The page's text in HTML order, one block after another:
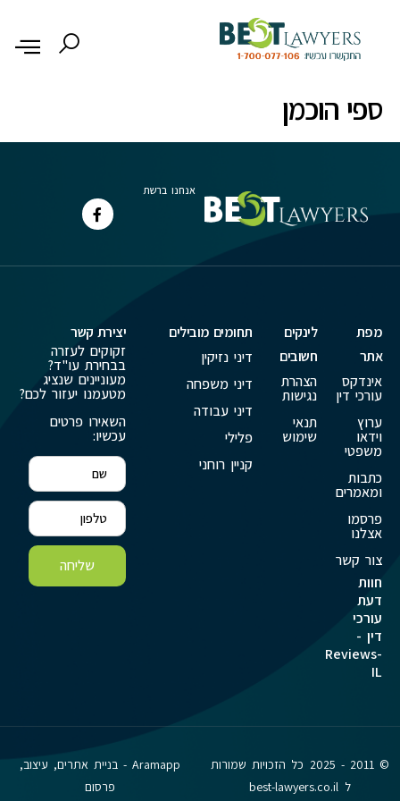
ספי הוכמן
אנחנו ברשת
מפת
אתר
אינדקס
עורכי דין
ערוץ
וידאו
משפטי
כתבות
ומאמרים
פרסמו
אצלנו
צור קשר
חוות
דעת
עורכי
דין -
Reviews-
IL
לינקים
חשובים
הצהרת
נגישות
תנאי
שימוש
תחומים מובילים
דיני נזיקין
דיני משפחה
דיני עבודה
פלילי
קניין רוחני
יצירת קשר
זקוקים לעזרה
בבחירת עו"ד?
מעוניינים שנציג
מטעמנו יעזור לכם?
השאירו פרטים
עכשיו:
שליחה
© 2011 - 2025 כל הזכויות שמורות
ל best-lawyers.co.il
Aramapp - בניית אתרים, עיצוב,
פרסום